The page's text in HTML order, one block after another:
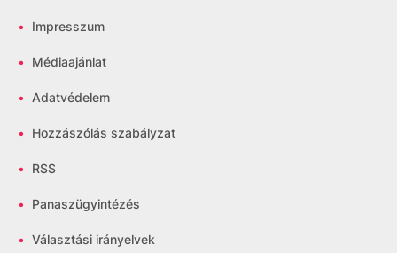
• Impresszum
• Médiaajánlat
• Adatvédelem
• Hozzászólás szabályzat
• RSS
• Panaszügyintézés
• Választási irányelvek